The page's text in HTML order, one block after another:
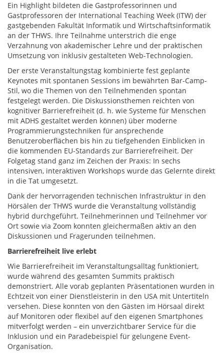
Ein Highlight bildeten die Gastprofessorinnen und
Gastprofessoren der International Teaching Week (ITW) der
gastgebenden Fakultät Informatik und Wirtschaftsinformatik
an der THWS. Ihre Teilnahme unterstrich die enge
Verzahnung von akademischer Lehre und der praktischen
Umsetzung von inklusiv gestalteten Web-Technologien.
Der erste Veranstaltungstag kombinierte fest geplante
Keynotes mit spontanen Sessions im bewährten Bar-Camp-
Stil, wo die Themen von den Teilnehmenden spontan
festgelegt werden. Die Diskussionsthemen reichten von
kognitiver Barrierefreiheit (d. h. wie Systeme für Menschen
mit ADHS gestaltet werden können) über moderne
Programmierungstechniken für ansprechende
Benutzeroberflächen bis hin zu tiefgehenden Einblicken in
die kommenden EU-Standards zur Barrierefreiheit. Der
Folgetag stand ganz im Zeichen der Praxis: In sechs
intensiven, interaktiven Workshops wurde das Gelernte direkt
in die Tat umgesetzt.
Dank der hervorragenden technischen Infrastruktur in den
Hörsälen der THWS wurde die Veranstaltung vollständig
hybrid durchgeführt. Teilnehmerinnen und Teilnehmer vor
Ort sowie via Zoom konnten gleichermaßen aktiv an den
Diskussionen und Fragerunden teilnehmen.
Barrierefreiheit live erlebt
Wie Barrierefreiheit im Veranstaltungsalltag funktioniert,
wurde während des gesamten Summits praktisch
demonstriert. Alle vorab geplanten Präsentationen wurden in
Echtzeit von einer Dienstleisterin in den USA mit Untertiteln
versehen. Diese konnten von den Gästen im Hörsaal direkt
auf Monitoren oder flexibel auf den eigenen Smartphones
mitverfolgt werden – ein unverzichtbarer Service für die
Inklusion und ein Paradebeispiel für gelungene Event-
Organisation.